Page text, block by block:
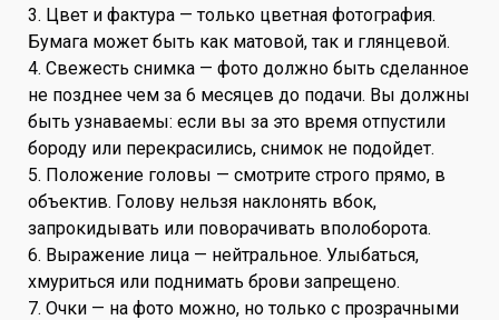
3. Цвет и фактура — только цветная фотография.
Бумага может быть как матовой, так и глянцевой.
4. Свежесть снимка — фото должно быть сделанное
не позднее чем за 6 месяцев до подачи. Вы должны
быть узнаваемы: если вы за это время отпустили
бороду или перекрасились, снимок не подойдет.
5. Положение головы — смотрите строго прямо, в
объектив. Голову нельзя наклонять вбок,
запрокидывать или поворачивать вполоборота.
6. Выражение лица — нейтральное. Улыбаться,
хмуриться или поднимать брови запрещено.
7. Очки — на фото можно, но только с прозрачными